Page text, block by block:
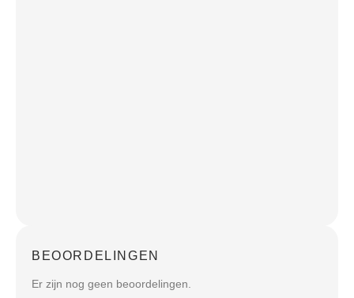
BEOORDELINGEN
Er zijn nog geen beoordelingen.